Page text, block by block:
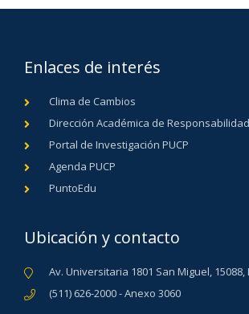
Enlaces de interés
Clima de Cambios
Dirección Académica de
Portal de Investigación PUCP
Agenda PUCP
PuntoEdu
Ubicación y contacto
Av. Universitaria 1801 San Miguel, 15088,
(511) 626-2000 - Anexo 3060